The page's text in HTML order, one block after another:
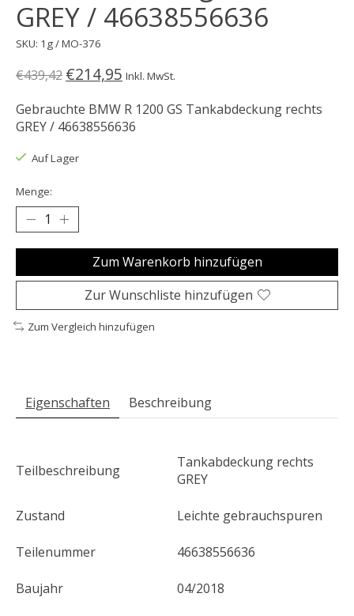
GREY / 46638556636
SKU: 1g / MO-376
€439,42 €214,95 Inkl. MwSt.
Gebrauchte BMW R 1200 GS Tankabdeckung rechts
GREY / 46638556636
Auf Lager
Menge:
Zum Warenkorb hinzufügen
Zur Wunschliste hinzufügen
Zum Vergleich hinzufügen
Eigenschaften Beschreibung
Teilbeschreibung
Tankabdeckung rechts
GREY
Zustand Leichte gebrauchspuren
Teilenummer 46638556636
Baujahr 04/2018